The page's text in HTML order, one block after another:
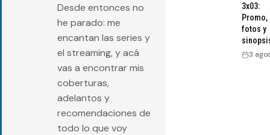
Desde entonces no
he parado: me
encantan las series y
el streaming, y acá
vas a encontrar mis
coberturas,
adelantos y
recomendaciones de
todo lo que voy
3x03:
Promo,
fotos y
3